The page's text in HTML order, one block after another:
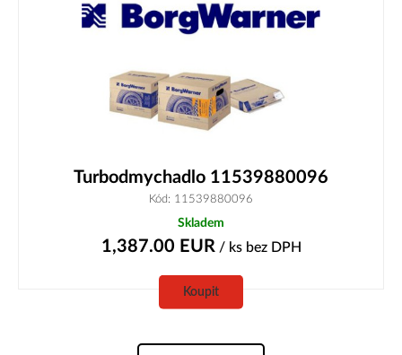
Turbodmychadlo 11539880096
Kód: 11539880096
Skladem
1,387.00 EUR / ks bez DPH
Koupit